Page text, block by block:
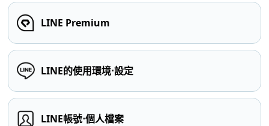
LINE Premium
LINE的使用環境⋅設定
LINE帳號⋅個人檔案